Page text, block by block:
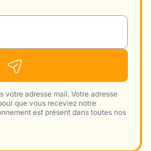
votre adresse mail. Votre adresse
que vous receviez notre
est présent dans toutes nos